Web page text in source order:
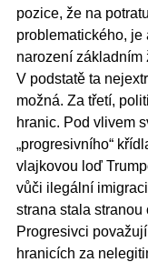
pozice, že na
problematického, je
narození základním
V podstatě ta
možná. Za třetí,
hranic. Pod vlivem
„progresivního“
vlajkovou loď
vůči ilegální
strana stala stranou
Progresivci
hranicích za